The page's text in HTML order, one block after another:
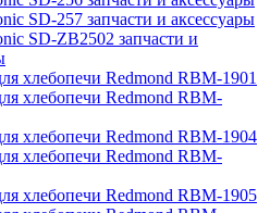
SD-257 запчасти и аксессуары
SD-ZB2502 запчасти и
хлебопечи Redmond RBM-1901
хлебопечи Redmond RBM-
хлебопечи Redmond RBM-1904
хлебопечи Redmond RBM-
хлебопечи Redmond RBM-1905